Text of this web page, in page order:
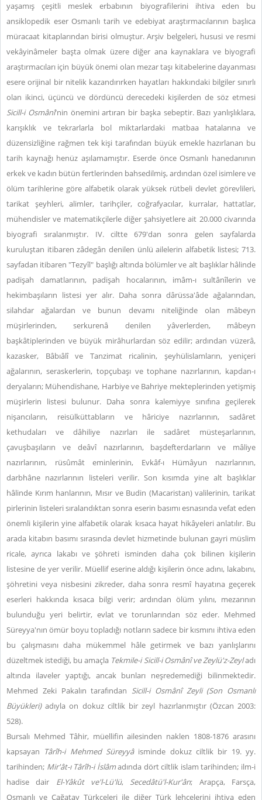
yaşamış çeşitli meslek erbabının biyografilerini ihtiva eden bu
ansiklopedik eser Osmanlı tarih ve edebiyat araştırmacılarının başlıca
müracaat kitaplarından birisi olmuştur. Arşiv belgeleri, hususi ve resmi
vekâyinâmeler başta olmak üzere diğer ana kaynaklara ve biyografi
araştırmacıları için büyük önemi olan mezar taşı kitabelerine dayanması
esere orijinal bir nitelik kazandırırken hayatları hakkındaki bilgiler sınırlı
olan ikinci, üçüncü ve dördüncü derecedeki kişilerden de söz etmesi
Sicill-i Osmânî'nin önemini artıran bir başka sebeptir. Bazı yanlışlıklara,
karışıklık ve tekrarlarla bol miktarlardaki matbaa hatalarına ve
düzensizliğine rağmen tek kişi tarafından büyük emekle hazırlanan bu
tarih kaynağı henüz aşılamamıştır. Eserde önce Osmanlı hanedanının
erkek ve kadın bütün fertlerinden bahsedilmiş, ardından özel isimlere ve
ölüm tarihlerine göre alfabetik olarak yüksek rütbeli devlet görevlileri,
tarikat şeyhleri, alimler, tarihçiler, coğrafyacılar, kurralar, hattatlar,
mühendisler ve matematikçilerle diğer şahsiyetlere ait 20.000 civarında
biyografi sıralanmıştır. IV. ciltte 679'dan sonra gelen sayfalarda
kuruluştan itibaren zâdegân denilen ünlü ailelerin alfabetik listesi; 713.
sayfadan itibaren "Tezyîl" başlığı altında bölümler ve alt başlıklar hâlinde
padişah damatlarının, padişah hocalarının, imâm-ı sultânîlerin ve
hekimbaşıların listesi yer alır. Daha sonra dârüssa'âde ağalarından,
silahdar ağalardan ve bunun devamı niteliğinde olan mâbeyn
müşirlerinden, serkurenâ denilen yâverlerden, mâbeyn
başkâtiplerinden ve büyük mirâhurlardan söz edilir; ardından vüzerâ,
kazasker, Bâbıâlî ve Tanzimat ricalinin, şeyhülislamların, yeniçeri
ağalarının, seraskerlerin, topçubaşı ve tophane nazırlarının, kapdan-ı
deryaların; Mühendishane, Harbiye ve Bahriye mekteplerinden yetişmiş
müşirlerin listesi bulunur. Daha sonra kalemiyye sınıfına geçilerek
nişancıların, reisülküttabların ve hâriciye nazırlarının, sadâret
kethudaları ve dâhiliye nazırları ile sadâret müsteşarlarının,
çavuşbaşıların ve deâvî nazırlarının, başdefterdarların ve mâliye
nazırlarının, rüsûmât eminlerinin, Evkâf-ı Hümâyun nazırlarının,
darbhâne nazırlarının listeleri verilir. Son kısımda yine alt başlıklar
hâlinde Kırım hanlarının, Mısır ve Budin (Macaristan) valilerinin, tarikat
pirlerinin listeleri sıralandıktan sonra eserin basımı esnasında vefat eden
önemli kişilerin yine alfabetik olarak kısaca hayat hikâyeleri anlatılır. Bu
arada kitabın basımı sırasında devlet hizmetinde bulunan gayri müslim
ricale, ayrıca lakabı ve şöhreti isminden daha çok bilinen kişilerin
listesine de yer verilir. Müellif eserine aldığı kişilerin önce adını, lakabını,
şöhretini veya nisbesini zikreder, daha sonra resmî hayatına geçerek
eserleri hakkında kısaca bilgi verir; ardından ölüm yılını, mezarının
bulunduğu yeri belirtir, evlat ve torunlarından söz eder. Mehmed
Süreyya'nın ömür boyu topladığı notların sadece bir kısmını ihtiva eden
bu çalışmasını daha mükemmel hâle getirmek ve bazı yanlışlarını
düzeltmek istediği, bu amaçla Tekmile-i Sicill-i Osmânî ve Zeylü'z-Zeyladı
altında ilaveler yaptığı, ancak bunları neşredemediği bilinmektedir.
Mehmed Zeki Pakalın tarafından Sicill-i Osmânî Zeyli (Son Osmanlı
Büyükleri)adıyla on dokuz ciltlik bir zeyl hazırlanmıştır (Özcan 2003:
528).
Bursalı Mehmed Tâhir, müellifin ailesinden naklen 1808-1876 arasını
kapsayan Târîh-i Mehmed Süreyyâisminde dokuz ciltlik bir 19. yy.
tarihinden; Mir'ât-ı Târîh-i İslâmadında dört ciltlik islam tarihinden; ilm-i
hadise dair El-Yâkût ve'l-Lü'lü, Secedâtü'l-Kur'ân; Arapça, Farsça,
Osmanlı ve Çağatay Türkçeleri ile diğer Türk lehçelerini ihtiva eden